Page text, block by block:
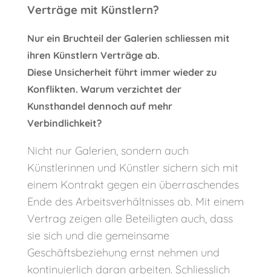
Verträge mit Künstlern?
Nur ein Bruchteil der Galerien schliessen mit
ihren Künstlern Verträge ab.
Diese Unsicherheit führt immer wieder zu
Konflikten. Warum verzichtet der
Kunsthandel dennoch auf mehr
Verbindlichkeit?
Nicht nur Galerien, sondern auch
Künstlerinnen und Künstler sichern sich mit
einem Kontrakt gegen ein überraschendes
Ende des Arbeitsverhältnisses ab. Mit einem
Vertrag zeigen alle Beteiligten auch, dass
sie sich und die gemeinsame
Geschäftsbeziehung ernst nehmen und
kontinuierlich daran arbeiten. Schliesslich